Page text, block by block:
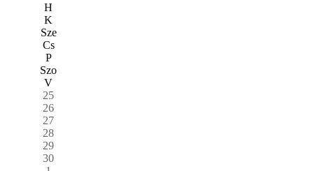
H
K
Sze
Cs
P
Szo
V
25
26
27
28
29
30